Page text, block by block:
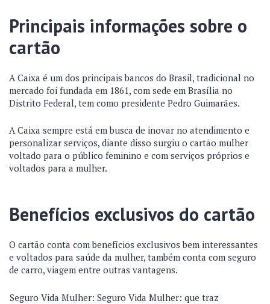
Principais informações sobre o
cartão
A Caixa é um dos principais bancos do Brasil, tradicional no
mercado foi fundada em 1861, com sede em Brasília no
Distrito Federal, tem como presidente Pedro Guimarães.
A Caixa sempre está em busca de inovar no atendimento e
personalizar serviços, diante disso surgiu o cartão mulher
voltado para o público feminino e com serviços próprios e
voltados para a mulher.
Benefícios exclusivos do cartão
O cartão conta com benefícios exclusivos bem interessantes
e voltados para saúde da mulher, também conta com seguro
de carro, viagem entre outras vantagens.
Seguro Vida Mulher: Seguro Vida Mulher: que traz